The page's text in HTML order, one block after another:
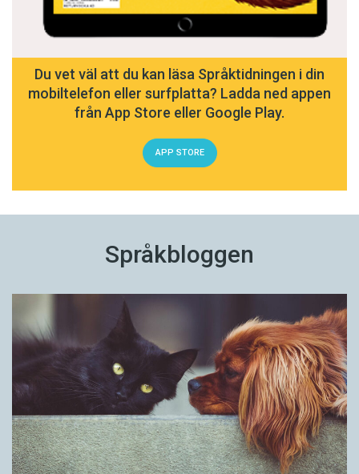
Du vet väl att du kan läsa Språktidningen i din
mobiltelefon eller surfplatta? Ladda ned appen
från App Store eller Google Play.
APP STORE
Språkbloggen